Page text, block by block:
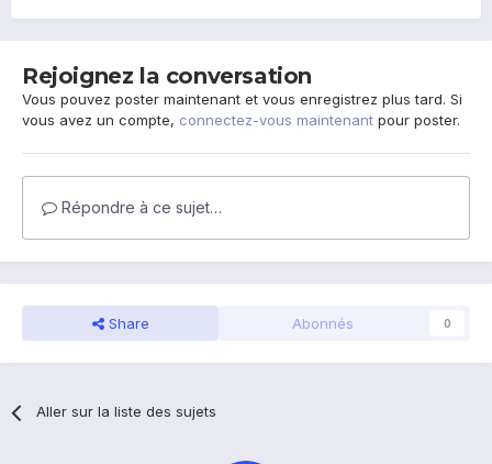
Rejoignez la conversation
Vous pouvez poster maintenant et vous enregistrez plus tard. Si
vous avez un compte, connectez-vous maintenant pour poster.
Répondre à ce sujet…
Share Abonnés 0
Aller sur la liste des sujets